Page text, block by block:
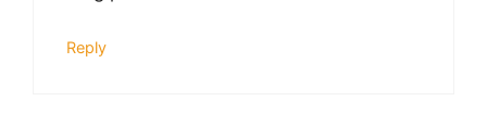
Reply